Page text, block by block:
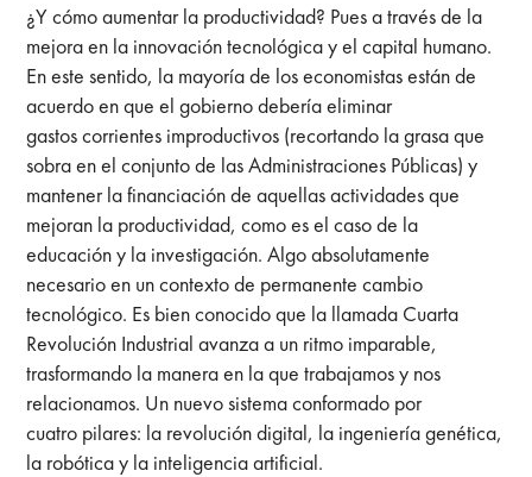
¿Y cómo aumentar la productividad? Pues a través de la
mejora en la innovación tecnológica y el capital humano.
En este sentido, la mayoría de los economistas están de
acuerdo en que el gobierno debería eliminar
gastos corrientes improductivos (recortando la grasa que
sobra en el conjunto de las Administraciones Públicas) y
mantener la financiación de aquellas actividades que
mejoran la productividad, como es el caso de la
educación y la investigación. Algo absolutamente
necesario en un contexto de permanente cambio
tecnológico. Es bien conocido que la llamada Cuarta
Revolución Industrial avanza a un ritmo imparable,
trasformando la manera en la que trabajamos y nos
relacionamos. Un nuevo sistema conformado por
cuatro pilares: la revolución digital, la ingeniería genética,
la robótica y la inteligencia artificial.